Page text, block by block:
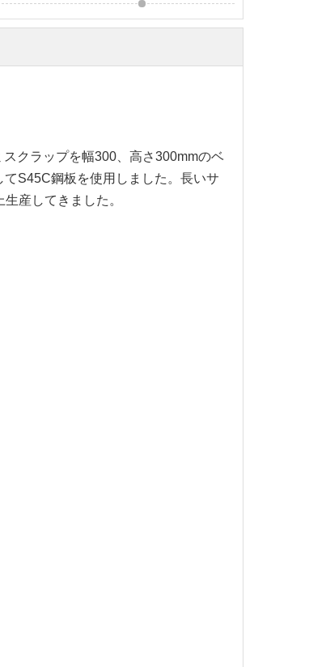
クラップを幅300、高さ300mmのベ
S45C鋼板を使用しました。長いサ
生産してきました。